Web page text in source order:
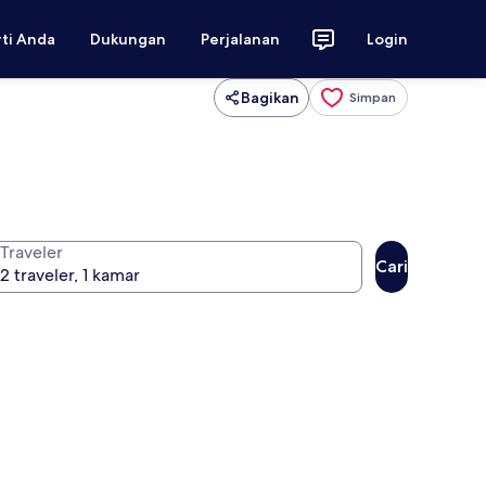
Anda Dukungan Perjalanan Login
Bagikan Simpan
Traveler
Cari